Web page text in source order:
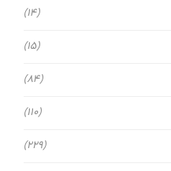
(14)
(15)
(84)
(110)
(229)